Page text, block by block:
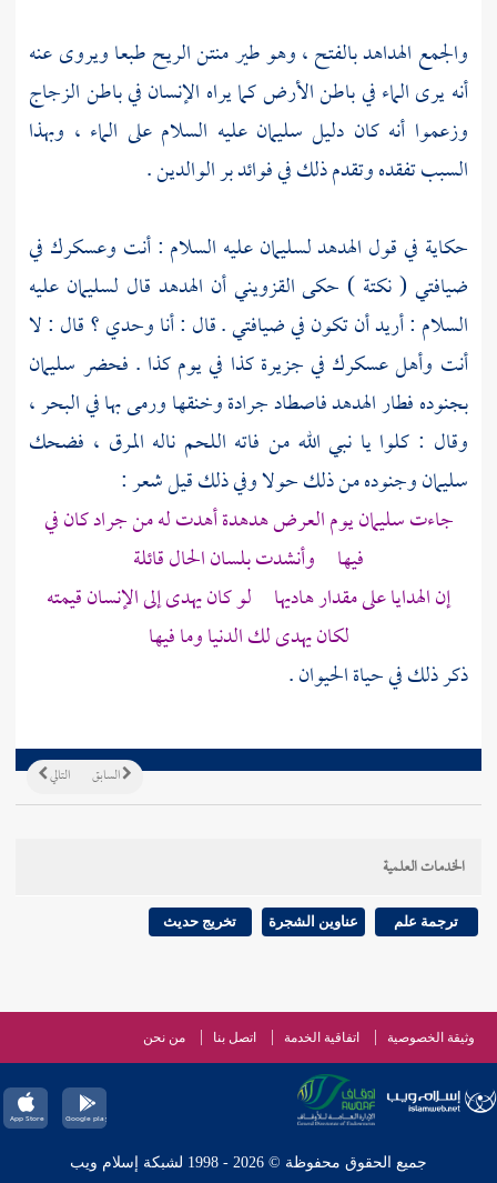
والجمع الهداهد بالفتح ، وهو طير منتن الريح طبعا ويروى عنه
أنه يرى الماء في باطن الأرض كما يراه الإنسان في باطن الزجاج
وزعموا أنه كان دليل سليمانعليه السلام على الماء ، وبهذا
السبب تفقده وتقدم ذلك في فوائد بر الوالدين .
حكاية في قول الهدهدلسليمانعليه السلام : أنت وعسكرك في
ضيافتي ( نكتة ) حكىالقزوينيأن الهدهد قال لسليمان عليه
السلام : أريد أن تكون في ضيافتي . قال : أنا وحدي ؟ قال : لا
أنت وأهل عسكرك في جزيرة كذا في يوم كذا . فحضر سليمان
بجنوده فطار الهدهد فاصطاد جرادة وخنقها ورمى بها في البحر ،
وقال : كلوا يا نبي الله من فاته اللحم ناله المرق ، فضحك
سليمانوجنوده من ذلك حولا وفي ذلك قيل شعر :
جاءتسليمانيوم العرض هدهدة أهدت له من جراد كان في
فيها وأنشدت بلسان الحال قائلة
إن الهدايا على مقدار هاديها لو كان يهدى إلى الإنسان قيمته
لكان يهدى لك الدنيا وما فيها
ذكر ذلك في حياة الحيوان .
التالي السابق
الخدمات العلمية
ترجمة علم عناوين الشجرة تخريج حديث
وثيقة الخصوصية اتفاقية الخدمة اتصل بنا من نحن
جميع الحقوق محفوظة © 2026 - 1998 لشبكة إسلام ويب